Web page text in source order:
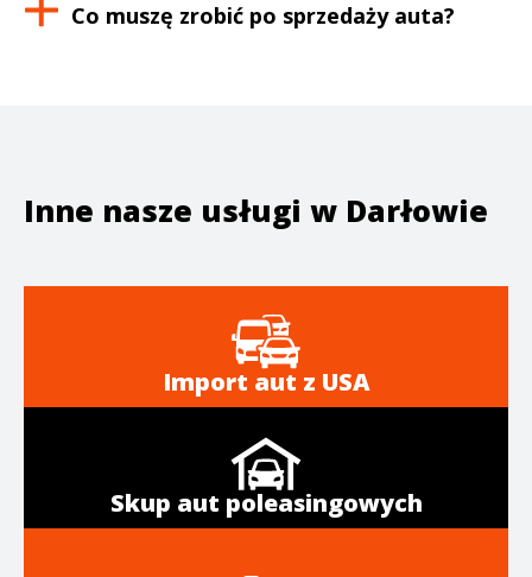
Co muszę zrobić po sprzedaży auta?
Inne nasze usługi w Darłowie
Import aut z USA
Skup aut poleasingowych